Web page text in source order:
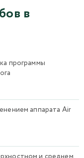
в
программы
аппарата Air